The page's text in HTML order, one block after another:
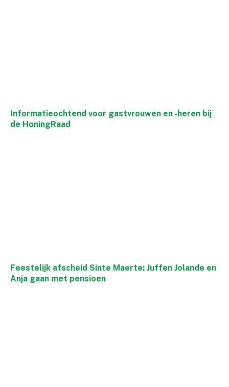
Informatieochtend voor gastvrouwen en -heren bij
de HoningRaad
Feestelijk afscheid Sinte Maerte: Juffen Jolande en
Anja gaan met pensioen